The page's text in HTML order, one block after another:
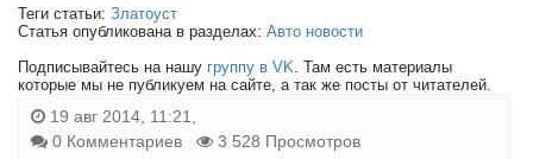
Теги статьи: Златоуст
Статья опубликована в разделах: Авто новости
Подписывайтесь на нашу группу в VK . Там есть материалы
которые мы не публикуем на сайте, а так же посты от читателей.
19 авг 2014, 11:21,
0 Комментариев
3 528 Просмотров